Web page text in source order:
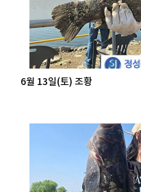
6월 13일(토) 조황